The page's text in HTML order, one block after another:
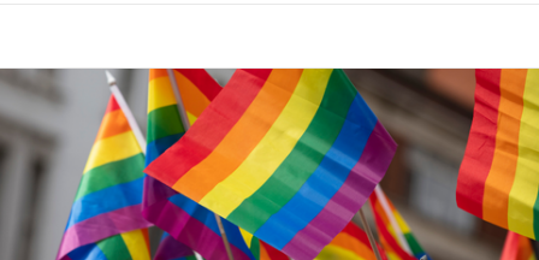
Om webbplatsen
Bild